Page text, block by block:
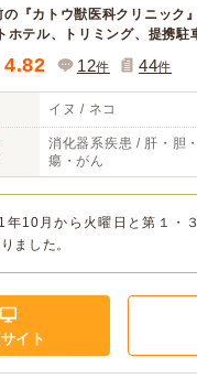
の『カトウ獣医科クリニック
ホテル、トリミング、提携駐
4.82 12件 44件
イヌ / ネコ
消化器系疾患 / 肝・胆
瘍・がん
年10月から火曜日と第１・
ました。
イト